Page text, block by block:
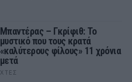
Μπαντέρας – Γκρίφιθ: Το
μυστικό που τους κρατά
«καλύτερους φίλους» 11 χρόνια
μετά
ΧΤΕΣ